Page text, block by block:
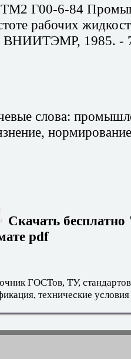
Г00-6-84
рабочих
1985. -
слова:
нормирование
Скачать
pdf
ГОСТов, ТУ,
технические условия